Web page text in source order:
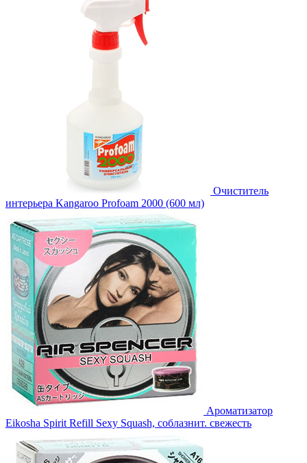
Очиститель
интерьера Kangaroo Profoam 2000 (600 мл)
Ароматизатор
Eikosha Spirit Refill Sexy Squash, соблазнит. свежесть